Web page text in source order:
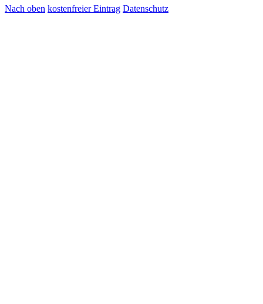
Nach oben kostenfreier Eintrag Datenschutz